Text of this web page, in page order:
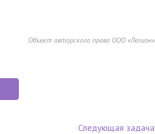
Объект авторского права ООО «Легион»
Следующая задача